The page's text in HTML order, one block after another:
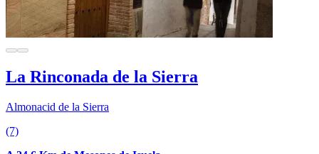
La Rinconada de la Sierra
Almonacid de la Sierra
(7)